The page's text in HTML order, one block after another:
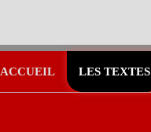
ACCUEIL LES TEXTES